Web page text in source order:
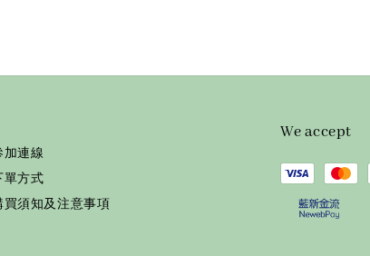
加連線
單方式
買須知及注意事項
We accept